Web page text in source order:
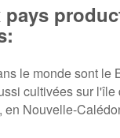
le monde sont le
cultivées sur l'île
en Nouvelle-